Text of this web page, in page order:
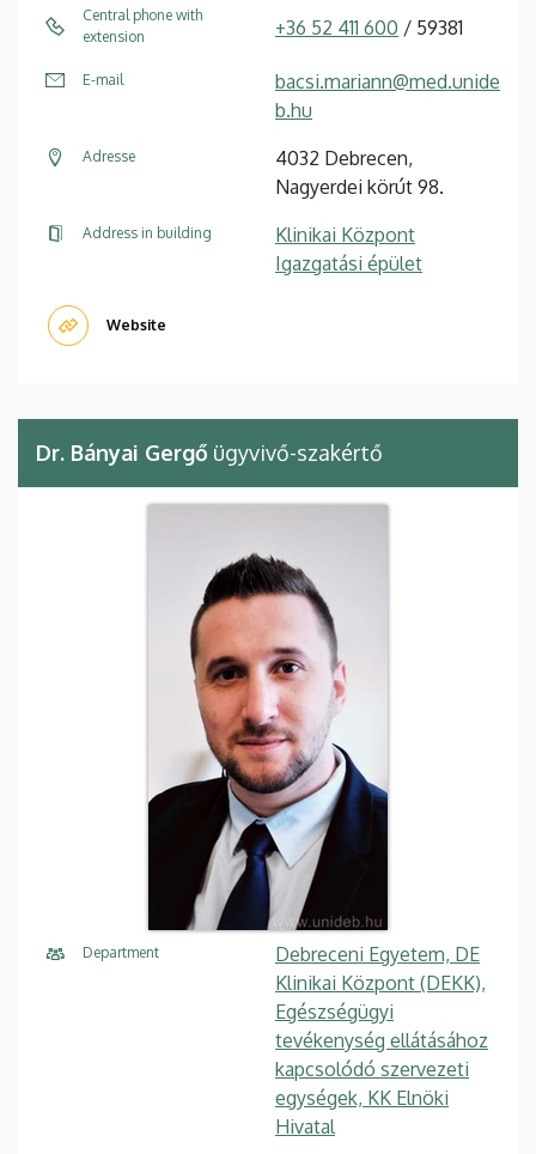
Central phone with
extension
+36 52 411 600 / 59381
E-mail
bacsi.mariann@med.unide
b.hu
Adresse
4032 Debrecen,
Nagyerdei körút 98.
Address in building
Klinikai Központ
Igazgatási épület
Website
Dr. Bányai Gergő ügyvivő-szakértő
Department
Debreceni Egyetem, DE
Klinikai Központ (DEKK),
Egészségügyi
tevékenység ellátásához
kapcsolódó szervezeti
egységek, KK Elnöki
Hivatal